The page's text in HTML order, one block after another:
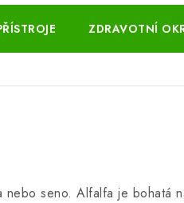
ZDRAVOTNÍ
seno. Alfalfa je bohatá